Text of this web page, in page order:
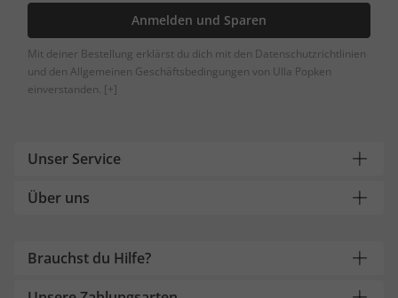
Anmelden und Sparen
Mit deiner Bestellung erklärst du dich mit den Datenschutzrichtlinien
und den Allgemeinen Geschäftsbedingungen von Ulla Popken
einverstanden. [+]
Unser Service
Über uns
Brauchst du Hilfe?